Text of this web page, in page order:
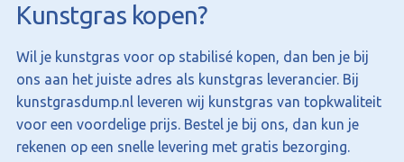
Kunstgras kopen?
Wil je kunstgras voor op stabilisé kopen, dan ben je bij
ons aan het juiste adres als kunstgras leverancier. Bij
kunstgrasdump.nl leveren wij kunstgras van topkwaliteit
voor een voordelige prijs. Bestel je bij ons, dan kun je
rekenen op een snelle levering met gratis bezorging.